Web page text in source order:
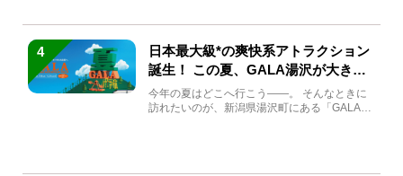
4
日本最大級*の爽快系アトラクション
誕生！ この夏、GALA湯沢が大きく
生まれ変わる
今年の夏はどこへ行こう――。 そんなときに
訪れたいのが、新潟県湯沢町にある「GALA湯